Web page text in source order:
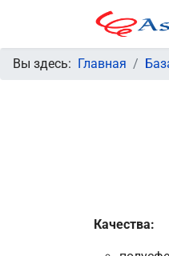
Вы здесь: Главная
Качества: